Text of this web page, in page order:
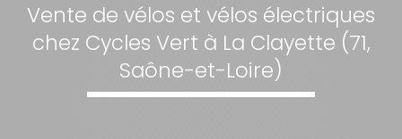
Vente de vélos et vélos électriques
chez Cycles Vert à La Clayette (71,
Saône-et-Loire)